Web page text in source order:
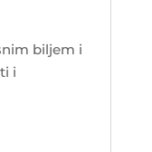
biljem i
i